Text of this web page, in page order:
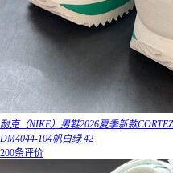
耐克（NIKE）男鞋2026夏季新款
DM4044-104帆白绿 42
200条评价